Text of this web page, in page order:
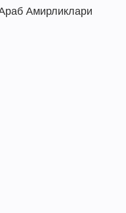
Амирликлари